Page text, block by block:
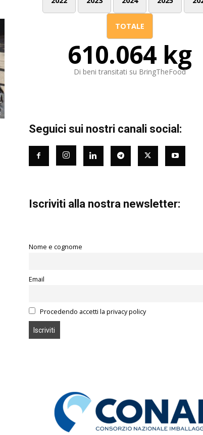
TOTALE
610.064 kg
Di beni transitati su BringTheFood
Seguici sui nostri canali social:
Iscriviti alla nostra newsletter:
Nome e cognome
Email
Procedendo accetti la privacy policy